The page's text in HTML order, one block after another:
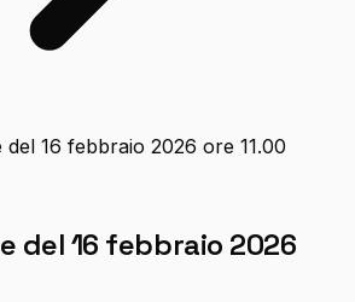
del 16 febbraio 2026 ore 11.00
del 16 febbraio 2026